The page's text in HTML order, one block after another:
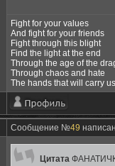
Fight for your values
And fight for your friends
Fight through this blight
Find the light at the end
Through the age of the
Through chaos and hate
The hands that will carry
Сообщение №49
Цитата